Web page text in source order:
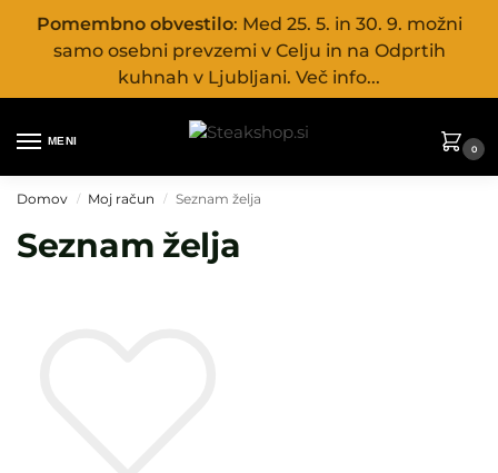
Pomembno obvestilo: Med 25. 5. in 30. 9. možni
samo osebni prevzemi v Celju in na Odprtih
kuhnah v Ljubljani. Več info...
MENI
0
Domov / Moj račun / Seznam želja
Seznam želja